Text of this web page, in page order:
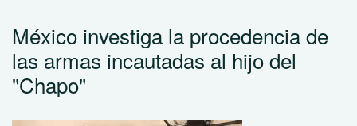
México investiga la procedencia de
las armas incautadas al hijo del
"Chapo"